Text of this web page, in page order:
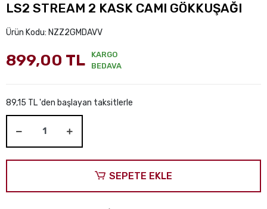
LS2 STREAM 2 KASK CAMI GÖKKUŞAĞI
Ürün Kodu: NZZ2GMDAVV
899,00 TL
KARGO
BEDAVA
89,15 TL 'den başlayan taksitlerle
SEPETE EKLE